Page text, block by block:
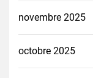
novembre 2025
octobre 2025